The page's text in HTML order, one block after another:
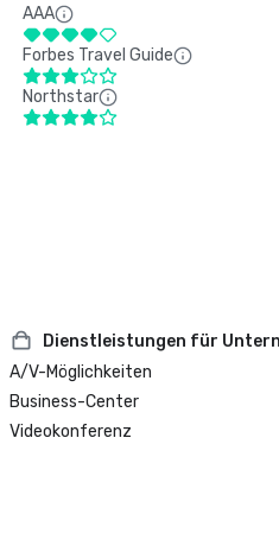
AAA
Forbes Travel Guide
Northstar
Dienstleistungen für
A/V-Möglichkeiten
Business-Center
Videokonferenz